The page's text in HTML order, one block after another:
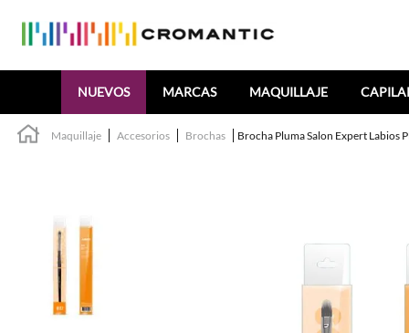
NUEVOS MARCAS MAQUILLAJE
Maquillaje Accesorios Brochas Brocha Pluma Salon Expert Labios